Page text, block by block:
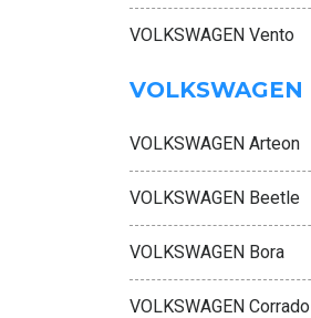
VOLKSWAGEN Vento
VOLKSWAGEN
VOLKSWAGEN Arteon
VOLKSWAGEN Beetle
VOLKSWAGEN Bora
VOLKSWAGEN Corrado